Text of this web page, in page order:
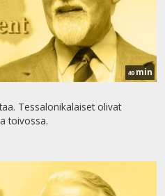
40 min
Tessalonikalaiset olivat
toivossa.